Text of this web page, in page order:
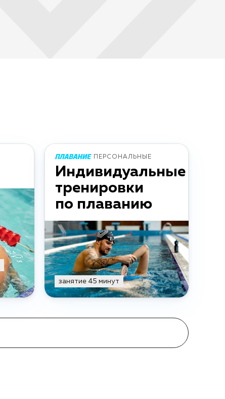
ПЕРСОНАЛЬНЫЕ
Индивидуальные
тренировки
по плаванию
занятие 45 минут